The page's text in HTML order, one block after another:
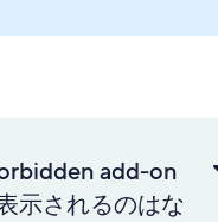
add-on
示されるのはな